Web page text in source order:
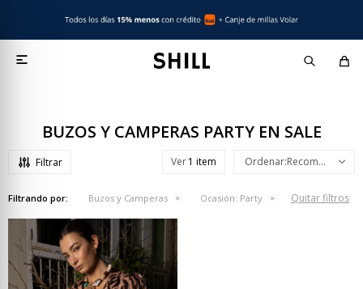

BUZOS Y CAMPERAS PARTY EN SALE
Ver Recomendados
Filtrando por: Buzos y Camperas Ocasión: Party Quitar filtros